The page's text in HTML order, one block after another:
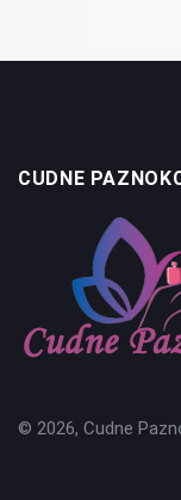
CUDNE
© 2026, Cudne